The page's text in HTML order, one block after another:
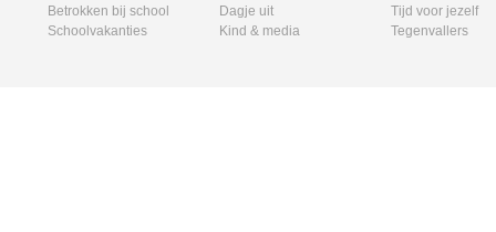
Betrokken bij school
Schoolvakanties
Dagje uit
Kind & media
Tijd voor jezelf
Tegenvallers